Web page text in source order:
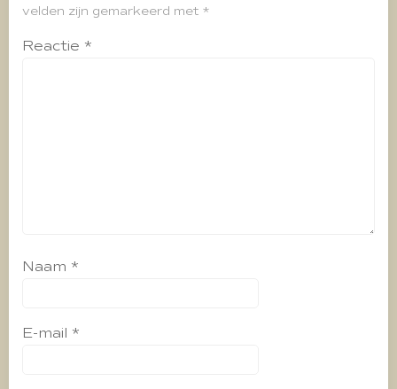
velden zijn gemarkeerd met *
Reactie *
Naam *
E-mail *